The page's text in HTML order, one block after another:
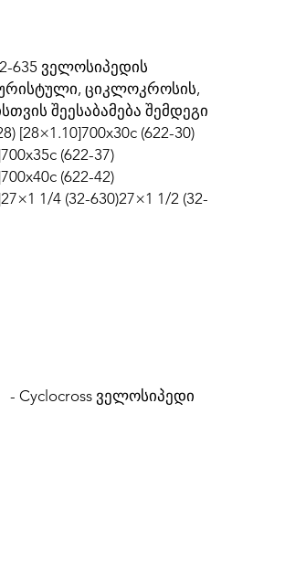
635 ველოსიპედის
ციკლოკროსის,
შეესაბამება შემდეგი
[28×1.10]700x30c (622-30)
(622-37)
(622-42)
1/4 (32-630)27×1 1/2 (32-
Cyclocross ველოსიპედი